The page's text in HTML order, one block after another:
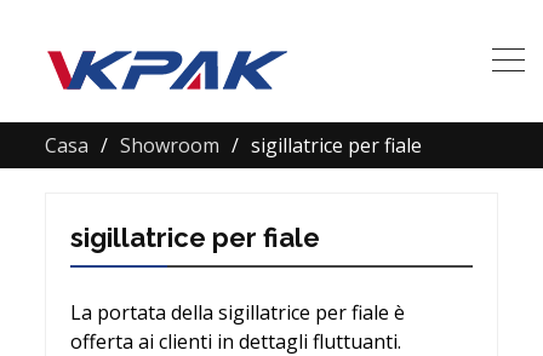
Casa Showroom sigillatrice per fiale
sigillatrice per fiale
La portata della sigillatrice per fiale è
offerta ai clienti in dettagli fluttuanti.